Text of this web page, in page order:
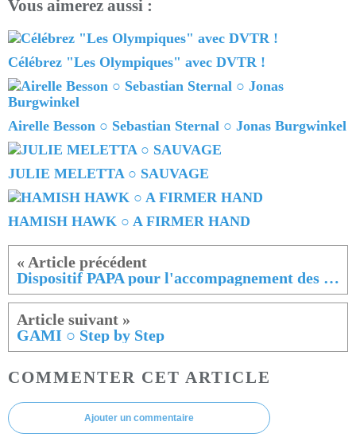
Vous aimerez aussi :
Célébrez "Les Olympiques" avec DVTR !
Airelle Besson ○ Sebastian Sternal ○ Jonas Burgwinkel
JULIE MELETTA ○ SAUVAGE
HAMISH HAWK ○ A FIRMER HAND
Dispositif PAPA pour l'accompagnement des artistes
GAMI ○ Step by Step
COMMENTER CET ARTICLE
Ajouter un commentaire